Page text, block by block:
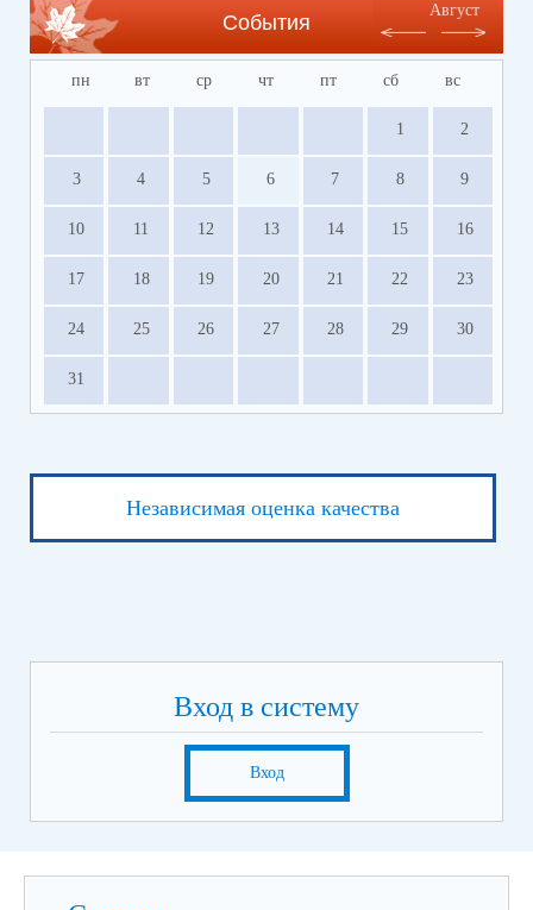
События
Август
пн вт ср чт пт сб вс
1 2
3 4 5 6 7 8 9
10 11 12 13 14 15 16
17 18 19 20 21 22 23
24 25 26 27 28 29 30
31
Независимая оценка качества
Вход в систему
Вход